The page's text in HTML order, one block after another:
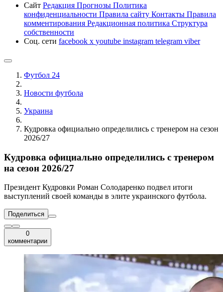
Сайт Редакция Прогнозы Политика
конфиденциальности Правила сайту Контакты Правила
комментирования Редакционная политика Структура
собственности
Соц. сети facebook x youtube instagram telegram viber
Футбол 24
Новости футбола
Украина
Кудровка официально определились с тренером на сезон
2026/27
Кудровка официально определились с тренером
на сезон 2026/27
Президент Кудровки Роман Солодаренко подвел итоги
выступлений своей команды в элите украинского футбола.
Поделиться
0
комментарии